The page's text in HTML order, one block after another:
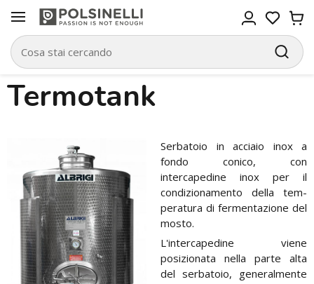
Termotank
Serbatoio in acciaio inox a
fondo coni­co, con
intercapedine inox per il
condizionamento della tem­
peratura di fermentazione del
mosto.
L'intercapedine viene
posizionata nella parte alta
del serbatoio, generalmente